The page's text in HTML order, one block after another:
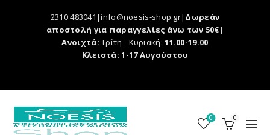
2310 483041|info@noesis-shop.gr| Δωρεάν
αποστολή για παραγγελίες άνω των 50€|
Ανοιχτά:Τρίτη - Κυριακή: 11.00-19.00
Κλειστά: 1-17 Αυγούστου
0 0